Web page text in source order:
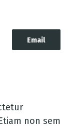
Email
non sem